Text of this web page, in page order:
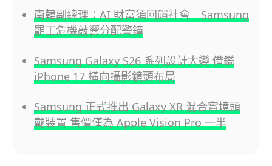
南韓副總理：AI 財富須回饋社會 Samsung
罷工危機敲響分配警鐘
Samsung Galaxy S26 系列設計大變 借鑑
iPhone 17 橫向攝影鏡頭布局
Samsung 正式推出 Galaxy XR 混合實境頭
戴裝置 售價僅為 Apple Vision Pro 一半